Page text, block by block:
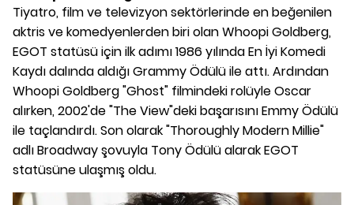
Tiyatro, film ve televizyon sektörlerinde en beğenilen
aktris ve komedyenlerden biri olan Whoopi Goldberg,
EGOT statüsü için ilk adımı 1986 yılında En İyi Komedi
Kaydı dalında aldığı Grammy Ödülü ile attı. Ardından
Whoopi Goldberg "Ghost" filmindeki rolüyle Oscar
alırken, 2002'de "The View"deki başarısını Emmy Ödülü
ile taçlandırdı. Son olarak "Thoroughly Modern Millie"
adlı Broadway şovuyla Tony Ödülü alarak EGOT
statüsüne ulaşmış oldu.